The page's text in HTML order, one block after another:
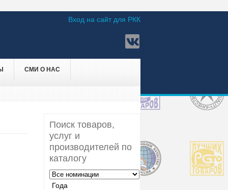
Вход на сайт для РКК
СМИ О НАС
Поиск товаров,
услуг и
производителей по
каталогу
Года